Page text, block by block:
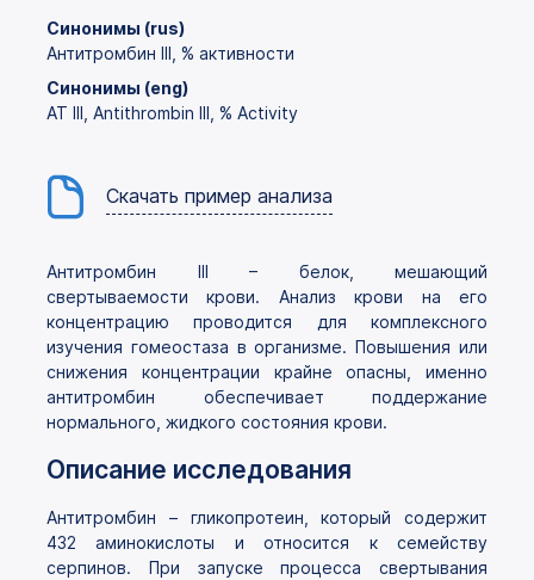
Синонимы (rus)
Антитромбин III, % активности
Синонимы (eng)
АТ III, Antithrombin III, % Activity
Скачать пример анализа
Антитромбин III – белок, мешающий
свертываемости крови. Анализ крови на его
концентрацию проводится для комплексного
изучения гомеостаза в организме. Повышения или
снижения концентрации крайне опасны, именно
антитромбин обеспечивает поддержание
нормального, жидкого состояния крови.
Описание исследования
Антитромбин – гликопротеин, который содержит
432 аминокислоты и относится к семейству
серпинов. При запуске процесса свертывания